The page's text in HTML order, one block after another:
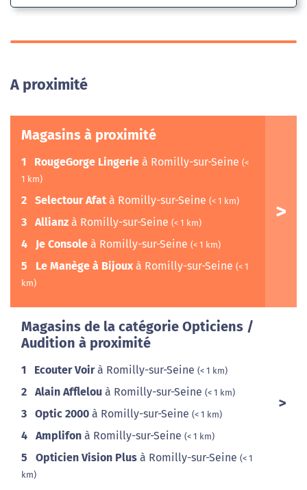
A proximité
Magasins à proximité
1 RougeGorge Lingerie à Romilly-sur-Seine (<
1 km)
2 Selectour Afat à Romilly-sur-Seine (< 1 km)
3 Allianz à Romilly-sur-Seine (< 1 km)
4 Je Console à Romilly-sur-Seine (< 1 km)
5 Le Manège à Bijoux à Romilly-sur-Seine (< 1
km)
Magasins de la catégorie Opticiens /
Audition à proximité
1 Ecouter Voirà Romilly-sur-Seine (< 1 km)
2 Alain Afflelou à Romilly-sur-Seine (< 1 km)
3 Optic 2000 à Romilly-sur-Seine (< 1 km)
4 Amplifon à Romilly-sur-Seine (< 1 km)
5 Opticien Vision Plus à Romilly-sur-Seine (< 1
km)